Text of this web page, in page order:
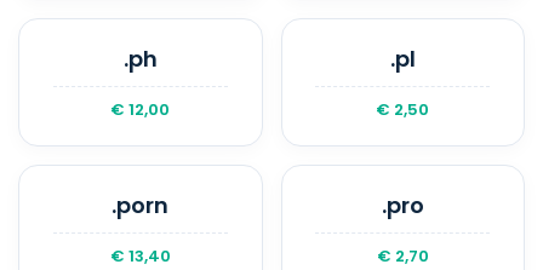
.ph
€ 12,00
.pl
€ 2,50
.porn
€ 13,40
.pro
€ 2,70